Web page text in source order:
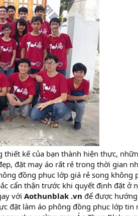
kế của bạn thành hiện thực,
đặt may áo rất rẻ trong thời gian
đồng phục lớp giá rẻ song không
cẩn thận trước khi quyết định đặt ở
với Aothunblak .vn để được
đặt làm áo phông đồng phục lớp tin